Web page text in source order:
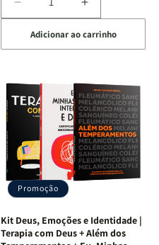
Diminuir
a
quantidade
de
Quarto
de
Guerra
Livro
+
Devocional
Aumentar
a
quantidade
de
Quarto
de
Guerra
|
Livro
+
Devocional
Adicionar ao carrinho
Promoção
Kit Deus, Emoções e Identidade |
Terapia com Deus + Além dos